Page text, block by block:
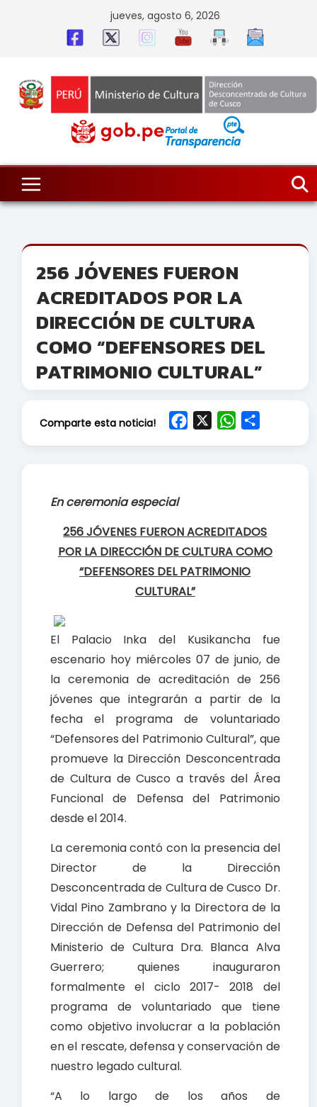
jueves, agosto 6, 2026
256 JÓVENES FUERON
ACREDITADOS POR LA
DIRECCIÓN DE CULTURA
COMO “DEFENSORES DEL
PATRIMONIO CULTURAL”
Comparte esta noticia!
o
k
W
p
p
En ceremonia especial
256 JÓVENES FUERON ACREDITADOS
POR LA DIRECCIÓN DE CULTURA COMO
“DEFENSORES DEL PATRIMONIO
CULTURAL”
El Palacio Inka del Kusikancha fue
escenario hoy miércoles 07 de junio, de
la ceremonia de acreditación de 256
jóvenes que integrarán a partir de la
fecha el programa de voluntariado
“Defensores del Patrimonio Cultural”, que
promueve la Dirección Desconcentrada
de Cultura de Cusco a través del Área
Funcional de Defensa del Patrimonio
desde el 2014.
La ceremonia contó con la presencia del
Director de la Dirección
Desconcentrada de Cultura de Cusco Dr.
Vidal Pino Zambrano y la Directora de la
Dirección de Defensa del Patrimonio del
Ministerio de Cultura Dra. Blanca Alva
Guerrero; quienes inauguraron
formalmente el ciclo 2017- 2018 del
programa de voluntariado que tiene
como objetivo involucrar a la población
en el rescate, defensa y conservación de
nuestro legado cultural.
“A lo largo de los años de